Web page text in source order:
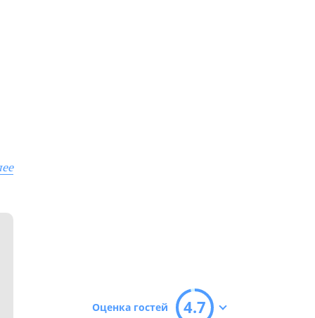
Оценка гостей 4.7